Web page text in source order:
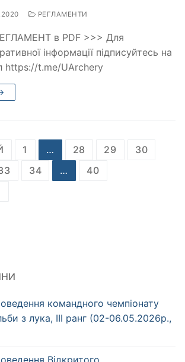
РЕГЛАМЕНТИ
в PDF >>> Для
інформації підписуйтесь на
https://t.me/UArchery
1 … 28 29
30
34 …
40
командного чемпіонату
з лука, ІІІ ранг (02-06.05.2026р.,